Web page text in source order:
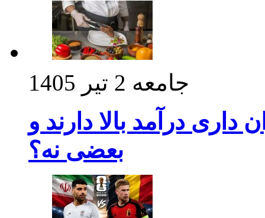
جامعه 2 تیر 1405
درآمد بالا دارند و
بعضی نه؟